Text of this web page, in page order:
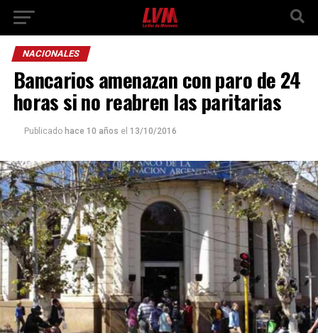
NACIONALES
Bancarios amenazan con paro de 24
horas si no reabren las paritarias
Publicado hace 10 años el 13/10/2016